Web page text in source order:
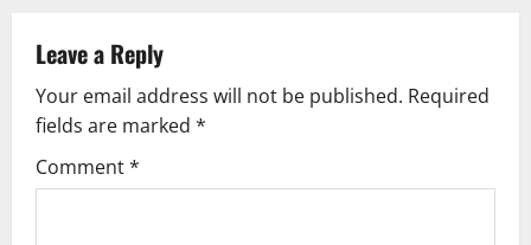
v
i
g
Leave a Reply
Your email address will not be published. Required
fields are marked *
Comment*